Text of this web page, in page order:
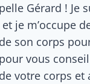
Gérard ! Je
je m’occupe
son corps
vous
votre corps et